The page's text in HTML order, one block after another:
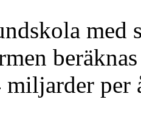
med
miljarder per